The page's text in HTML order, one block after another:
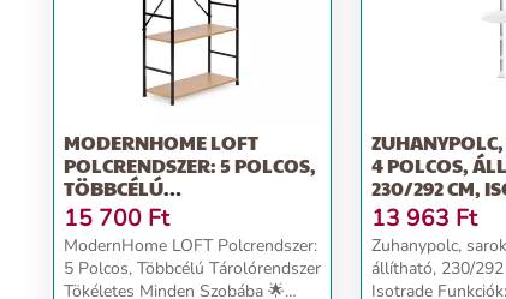
MODERNHOME LOFT
POLCRENDSZER: 5 POLCOS,
TÖBBCÉLÚ
TÁROLÓRENDSZER T...
15 700 Ft
ModernHome LOFT Polcrendszer:
5 Polcos, Többcélú Tárolórendszer
Tökéletes Minden Szobába 🌟
4 POLCOS,
230/292 CM,
13 963 Ft
Zuhanypolc,
állítható, 230/292
Isotrade